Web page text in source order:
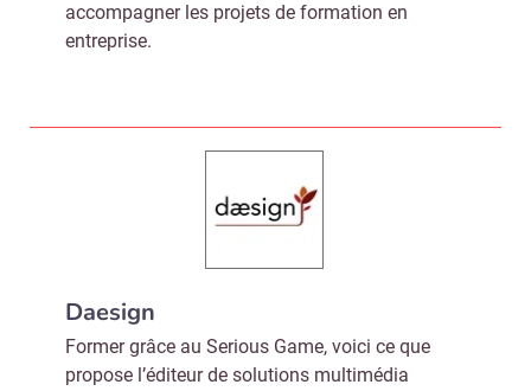
accompagner les projets de formation en
entreprise.
Daesign
Former grâce au Serious Game, voici ce que
propose l’éditeur de solutions multimédia